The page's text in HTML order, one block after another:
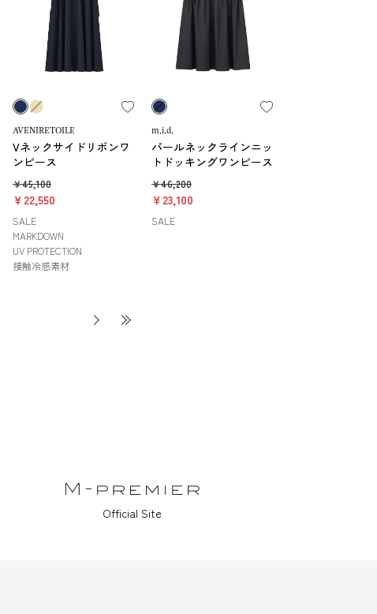
AVENIRETOILE
Vネックサイドリボンワ
ンピース
￥45,100
￥22,550
SALE
MARKDOWN
UV PROTECTION
接触冷感素材
m,i,d,
パールネックラインニッ
トドッキングワンピース
￥46,200
￥23,100
SALE
Official Site